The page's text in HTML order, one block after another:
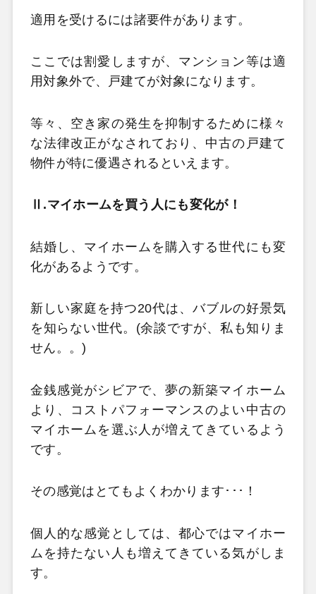
適用を受けるには諸要件があります。
ここでは割愛しますが、マンション等は適
用対象外で、戸建てが対象になります。
等々、空き家の発生を抑制するために様々
な法律改正がなされており、中古の戸建て
物件が特に優遇されるといえます。
Ⅱ.マイホームを買う人にも変化が！
結婚し、マイホームを購入する世代にも変
化があるようです。
新しい家庭を持つ20代は、バブルの好景気
を知らない世代。(余談ですが、私も知りま
せん。。)
金銭感覚がシビアで、夢の新築マイホーム
より、コストパフォーマンスのよい中古の
マイホームを選ぶ人が増えてきているよう
です。
その感覚はとてもよくわかります･･･！
個人的な感覚としては、都心ではマイホー
ムを持たない人も増えてきている気がしま
す。